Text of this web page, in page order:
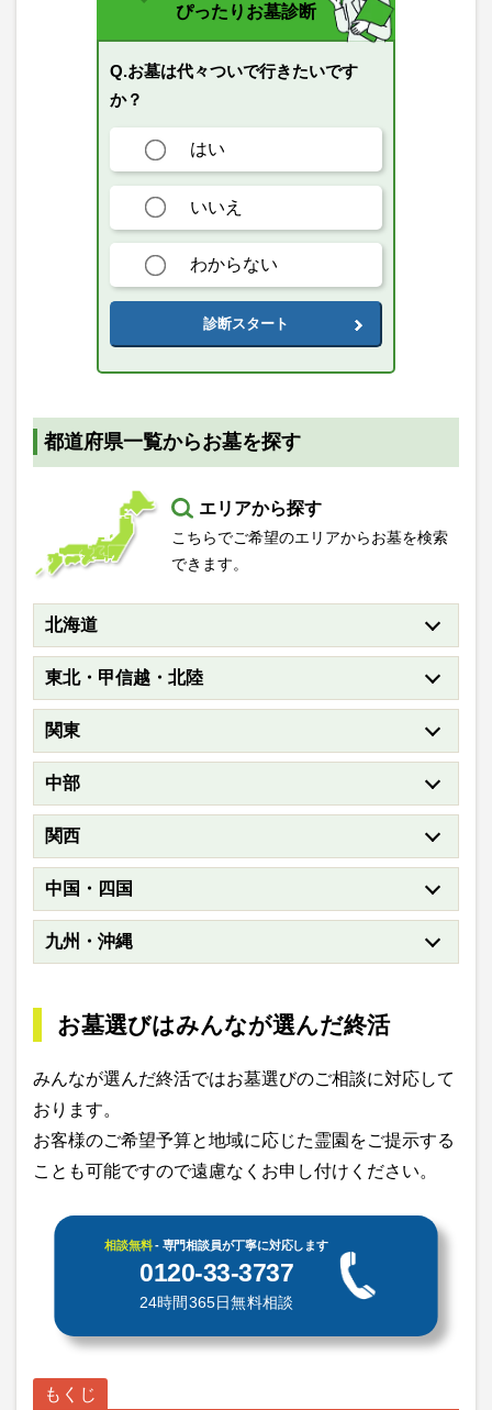
ぴったりお墓診断
Q.お墓は代々ついで行きたいです
か？
はい
いいえ
わからない
診断スタート
都道府県一覧からお墓を探す
エリアから探す
こちらでご希望のエリアからお墓を検索
できます。
北海道
東北・甲信越・北陸
関東
中部
関西
中国・四国
九州・沖縄
お墓選びはみんなが選んだ終活
みんなが選んだ終活ではお墓選びのご相談に対応して
おります。
お客様のご希望予算と地域に応じた霊園をご提示する
ことも可能ですので遠慮なくお申し付けください。
相談無料- 専門相談員が丁寧に対応します
0120-33-3737
24時間365日無料相談